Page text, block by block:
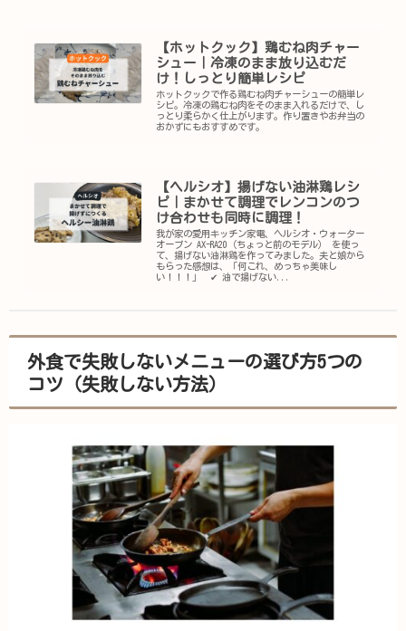
【ホットクック】鶏むね肉チャー
シュー｜冷凍のまま放り込むだ
け！しっとり簡単レシピ
ホットクックで作る鶏むね肉チャーシューの簡単レ
シピ。冷凍の鶏むね肉をそのまま入れるだけで、し
っとり柔らかく仕上がります。作り置きやお弁当の
おかずにもおすすめです。
【ヘルシオ】揚げない油淋鶏レシ
ピ｜まかせて調理でレンコンのつ
け合わせも同時に調理！
我が家の愛用キッチン家電、ヘルシオ・ウォーター
オーブン AX-RA20（ちょっと前のモデル） を使っ
て、揚げない油淋鶏を作ってみました。夫と娘から
もらった感想は、「何これ、めっちゃ美味し
い！！！」 ✔ 油で揚げない...
外食で失敗しないメニューの選び方5つの
コツ（失敗しない方法）